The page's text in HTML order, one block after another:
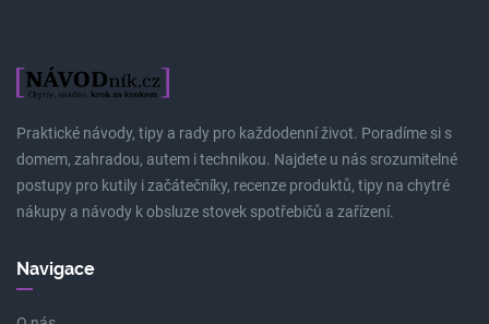
Praktické návody, tipy a rady pro každodenní život. Poradíme si s
domem, zahradou, autem i technikou. Najdete u nás srozumitelné
postupy pro kutily i začátečníky, recenze produktů, tipy na chytré
nákupy a návody k obsluze stovek spotřebičů a zařízení.
Navigace